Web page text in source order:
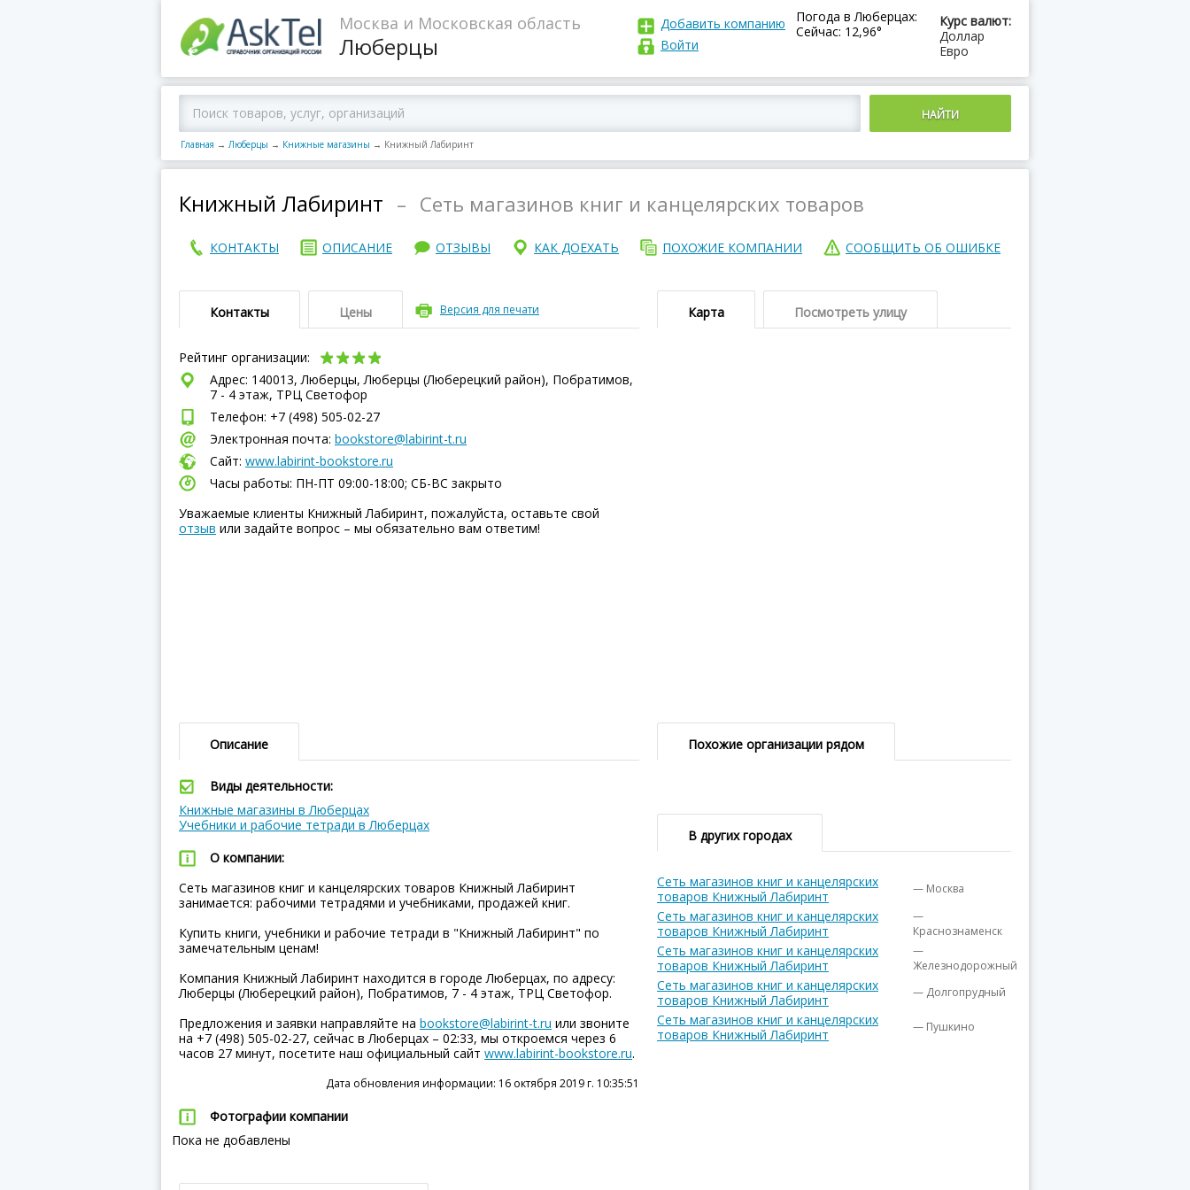
Москва и Московская область
Люберцы
Курс валют:
Доллар
Евро
Погода в Люберцах:
Сейчас: 12,96°
Добавить компанию
Войти
Главная → Люберцы → Книжные магазины → Книжный Лабиринт
Книжный Лабиринт – Сеть магазинов книг и канцелярских товаров
КОНТАКТЫ ОПИСАНИЕ ОТЗЫВЫ КАК ДОЕХАТЬ ПОХОЖИЕ КОМПАНИИ СООБЩИТЬ ОБ ОШИБКЕ
Контакты Цены Версия для печати
Рейтинг организации:
Адрес: 140013, Люберцы, Люберцы (Люберецкий район), Побратимов,
7 - 4 этаж, ТРЦ Светофор
Телефон: +7 (498) 505-02-27
Электронная почта: bookstore@labirint-t.ru
Сайт: www.labirint-bookstore.ru
Часы работы: ПН-ПТ 09:00-18:00; СБ-ВC закрыто
Уважаемые клиенты Книжный Лабиринт, пожалуйста, оставьте свой
отзыв или задайте вопрос – мы обязательно вам ответим!
Карта Посмотреть улицу
Описание
Виды деятельности:
Книжные магазины в Люберцах
Учебники и рабочие тетради в Люберцах
О компании:
Сеть магазинов книг и канцелярских товаров Книжный Лабиринт
занимается: рабочими тетрадями и учебниками, продажей книг.
Купить книги, учебники и рабочие тетради в "Книжный Лабиринт" по
замечательным ценам!
Компания Книжный Лабиринт находится в городе Люберцах, по адресу:
Люберцы (Люберецкий район), Побратимов, 7 - 4 этаж, ТРЦ Светофор.
Предложения и заявки направляйте на bookstore@labirint-t.ru или звоните
на +7 (498) 505-02-27, сейчас в Люберцах – 02:33, мы откроемся через 6
часов 27 минут, посетите наш официальный сайт www.labirint-bookstore.ru.
Дата обновления информации: 16 октября 2019 г. 10:35:51
Фотографии компании
Пока не добавлены
Похожие организации рядом
В других городах
Сеть магазинов книг и канцелярских
товаров Книжный Лабиринт
— Москва
Сеть магазинов книг и канцелярских
товаров Книжный Лабиринт
—
Краснознаменск
Сеть магазинов книг и канцелярских
товаров Книжный Лабиринт
—
Железнодорожный
Сеть магазинов книг и канцелярских
товаров Книжный Лабиринт
— Долгопрудный
Сеть магазинов книг и канцелярских
товаров Книжный Лабиринт
— Пушкино